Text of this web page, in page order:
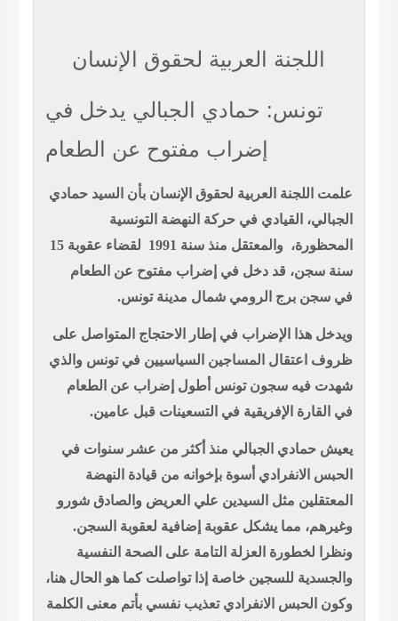
اللجنة العربية لحقوق الإنسان
تونس: حمادي الجبالي يدخل في
إضراب مفتوح عن الطعام
علمت اللجنة العربية لحقوق الإنسان بأن السيد حمادي
الجبالي، القيادي في حركة النهضة التونسية
المحظورة، والمعتقل منذ سنة 1991
لقضاء عقوبة 15
سنة سجن، قد دخل في إضراب مفتوح عن الطعام
في سجن برج الرومي شمال مدينة تونس.
ويدخل هذا الإضراب في إطار الاحتجاج المتواصل على
ظروف اعتقال المساجين السياسيين في تونس والذي
شهدت فيه سجون تونس أطول إضراب عن الطعام
في القارة الإفريقية في التسعينات قبل عامين.
يعيش حمادي الجبالي منذ أكثر من عشر سنوات في
الحبس الانفرادي أسوة بإخوانه من قيادة النهضة
المعتقلين مثل السيدين علي العريض والصادق شورو
وغيرهم، مما يشكل عقوبة إضافية لعقوبة السجن.
ونظرا لخطورة العزلة التامة على الصحة النفسية
والجسدية للسجين خاصة إذا تواصلت كما هو الحال هنا،
وكون الحبس الانفرادي تعذيب نفسي بأتم معنى الكلمة